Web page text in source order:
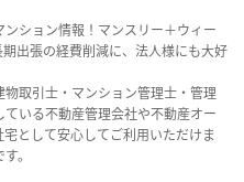
ション情報！マンスリー＋ウィー
出張の経費削減に、法人様にも大好
取引士・マンション管理士・管理
いる不動産管理会社や不動産オー
として安心してご利用いただけま
。